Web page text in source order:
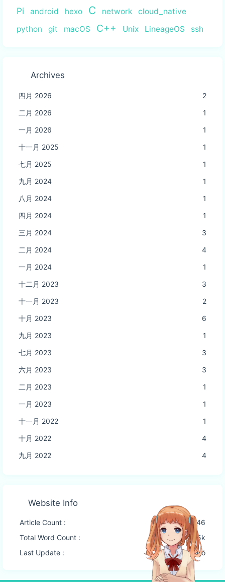
Pi android hexo C network
cloud_native
python
git macOS C++ Unix LineageOS ssh
Archives
四月 2026
2
二月 2026
1
一月 2026
1
十一月 2025
1
七月 2025
1
九月 2024
1
八月 2024
1
四月 2024
1
三月 2024
3
二月 2024
4
一月 2024
1
十二月 2023
3
十一月 2023
2
十月 2023
6
九月 2023
1
七月 2023
3
六月 2023
3
二月 2023
1
一月 2023
1
十一月 2022
1
十月 2022
4
九月 2022
4
Website Info
Article Count :
46
Total Word Count :
27.5k
Last Update :
2 months ago